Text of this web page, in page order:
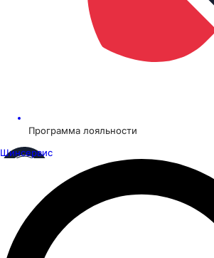
Программа лояльности
Шинсервис